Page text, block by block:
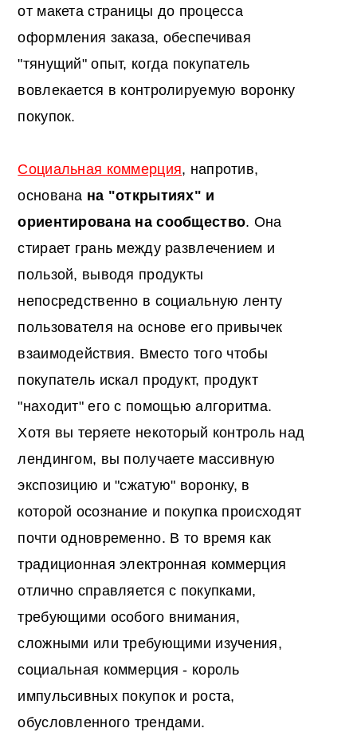
от макета страницы до процесса
оформления заказа, обеспечивая
"тянущий" опыт, когда покупатель
вовлекается в контролируемую воронку
покупок.
Социальная коммерция, напротив,
основана на "открытиях" и
ориентирована на сообщество. Она
стирает грань между развлечением и
пользой, выводя продукты
непосредственно в социальную ленту
пользователя на основе его привычек
взаимодействия. Вместо того чтобы
покупатель искал продукт, продукт
"находит" его с помощью алгоритма.
Хотя вы теряете некоторый контроль над
лендингом, вы получаете массивную
экспозицию и "сжатую" воронку, в
которой осознание и покупка происходят
почти одновременно. В то время как
традиционная электронная коммерция
отлично справляется с покупками,
требующими особого внимания,
сложными или требующими изучения,
социальная коммерция - король
импульсивных покупок и роста,
обусловленного трендами.